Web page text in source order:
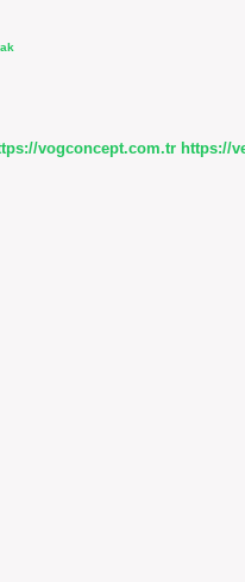
vogconcept.com.tr https://